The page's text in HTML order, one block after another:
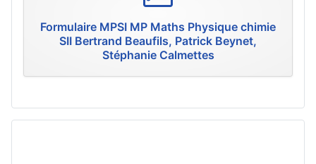
Formulaire MPSI MP Maths Physique chimie
SII Bertrand Beaufils, Patrick Beynet,
Stéphanie Calmettes